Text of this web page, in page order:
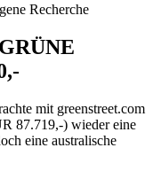
Recherche
mit greenstreet.com
87.719,-) wieder eine
eine australische